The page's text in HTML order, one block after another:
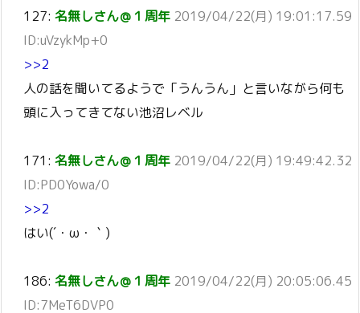
127: 名無しさん＠１周年 2019/04/22(月) 19:01:17.59
ID:uVzykMp+0
>>2
人の話を聞いてるようで「うんうん」と言いながら何も
頭に入ってきてない池沼レベル
171: 名無しさん＠１周年 2019/04/22(月) 19:49:42.32
ID:PD0Yowa/0
>>2
はい(´・ω・｀)
186: 名無しさん＠１周年 2019/04/22(月) 20:05:06.45
ID:7MeT6DVP0